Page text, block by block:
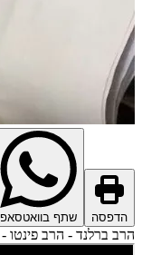
הדפסה שתף בוואטסאפ
הרב ברלנד - הרב